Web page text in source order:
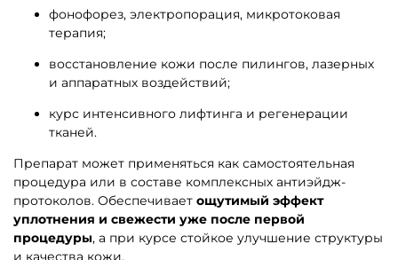
фонофорез, электропорация, микротоковая
терапия;
восстановление кожи после пилингов, лазерных
и аппаратных воздействий;
курс интенсивного лифтинга и регенерации
тканей.
Препарат может применяться как самостоятельная
процедура или в составе комплексных антиэйдж-
протоколов. Обеспечивает ощутимый эффект
уплотнения и свежести уже после первой
процедуры, а при курсе стойкое улучшение структуры
и качества кожи.